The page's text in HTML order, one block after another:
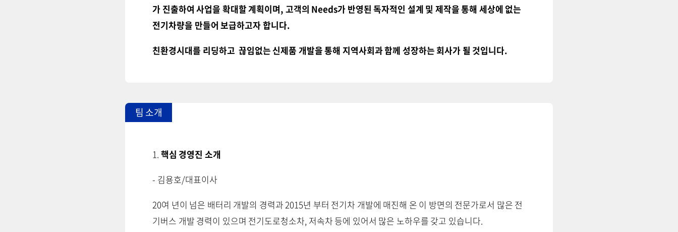
가 진출하여 사업을 확대할 계획이며, 고객의 Needs가 반영된 독자적인 설계 및 제작을 통해 세상에 없는
전기차량을 만들어 보급하고자 합니다.
친환경시대를 리딩하고 끊임없는 신제품 개발을 통해 지역사회과 함께 성장하는 회사가 될 것입니다.
팀 소개
1. 핵심 경영진 소개
- 김용호/대표이사
20여 년이 넘은 배터리 개발의 경력과 2015년 부터 전기차 개발에 매진해 온 이 방면의 전문가로서 많은 전
기버스 개발 경력이 있으며 전기도로청소차, 저속차 등에 있어서 많은 노하우를 갖고 있습니다.